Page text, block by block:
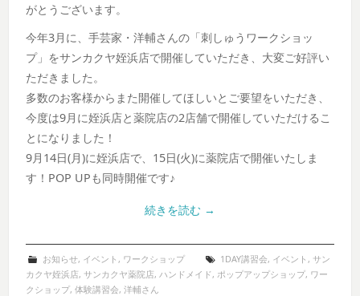
がとうございます。
今年3月に、手芸家・洋輔さんの「刺しゅうワークショッ
プ」をサンカクヤ姪浜店で開催していただき、大変ご好評い
ただきました。
多数のお客様からまた開催してほしいとご要望をいただき、
今度は9月に姪浜店と薬院店の2店舗で開催していただけるこ
とになりました！
9月14日(月)に姪浜店で、15日(火)に薬院店で開催いたしま
す！POP UPも同時開催です♪
続きを読む →
お知らせ, イベント , ワークショップ 1DAY講習会, イベント , サン
カクヤ姪浜店, サンカクヤ薬院店, ハンドメイド, ポップアップショップ, ワー
クショップ,体験講習会,洋輔さん